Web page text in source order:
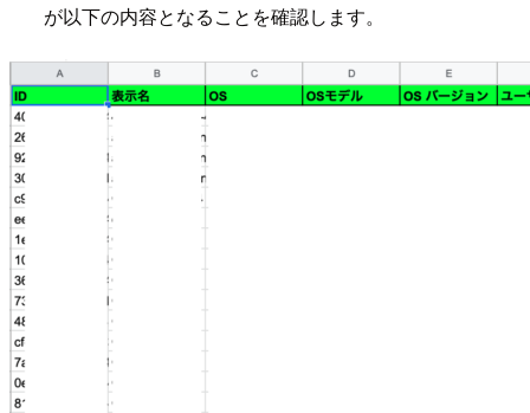
が以下の内容となることを確認します。